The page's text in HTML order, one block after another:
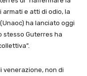
armati e atti di odio, la
ha lanciato oggi
stesso Guterres ha
venerazione, non di